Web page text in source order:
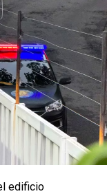
edificio